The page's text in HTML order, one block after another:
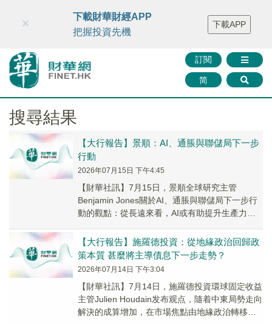
財華智庫網 FINTV FINMETA 財華證券 媒體矩陣
智庫沙龍
聯絡我們
訂閱
简
×
下載財華財經APP
把握投資先機
下載APP
搜尋結果
【大行報告】景順：AI、通脹與聯儲局下一步
行動
2026年07月15日 下午4:45
【財華社訊】7月15日，景順全球研究主管
Benjamin Jones關於AI、通脹與聯儲局下一步行
動的觀點：從長遠來看，AI或有助提升生產力、
【大行報告】施羅德投資：從地緣政治回歸政
策本質 甚麼將主導債息下一步走勢？
2026年07月14日 下午3:04
【財華社訊】7月14日，施羅德投資環球固定收益
主管Julien Houdain发布观点，隨着中東局勢走向
解決的成算增加，在市場焦點由地緣政治轉移之